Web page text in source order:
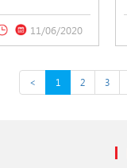
11/06/2020
< 1 2 3